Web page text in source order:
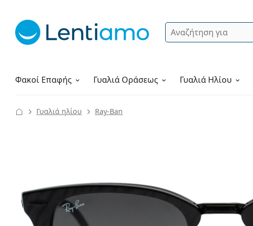
Αναζήτηση
Φακοί Επαφής
Υγρά φακών ΓυαλιάΟράσεως Γυαλιά Ηλίου
Πώς να παραγγείλετε
Γυαλιά ηλίου Ray-Ban